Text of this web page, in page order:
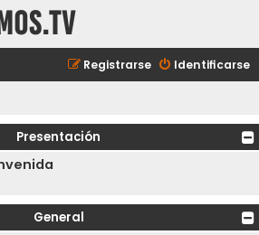
Identificarse
Registrarse
Presentación
General